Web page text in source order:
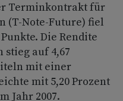
Terminkontrakt für
(T-Note-Future) fiel
Die Rendite
auf 4,67
mit einer
mit 5,20 Prozent
Jahr 2007.